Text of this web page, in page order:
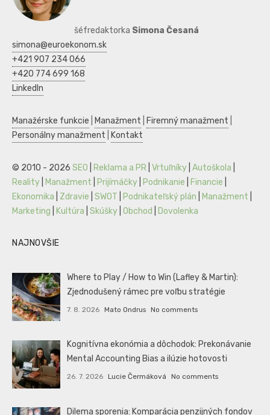
šéfredaktorka Simona Česaná
simona@euroekonom.sk
+421 907 234 066
+420 774 699 168
LinkedIn
Manažérske funkcie Manažment Firemný manažment
Personálny manažment
Kontakt
© 2010 - 2026 SEO Reklama a PR Vrtuľníky Autoškola
Reality
Manažment Prijímáčky Podnikanie Financie
Ekonomika
Zdravie SWOT Podnikateľský plán Manažment
Marketing
Kultúra Skúšky Obchod Dovolenka
NAJNOVŠIE
Where to Play / How to Win (Lafley & Martin):
Zjednodušený rámec pre voľbu stratégie
7. 8. 2026 Mato Ondrus No comments
Kognitívna ekonómia a dôchodok: Prekonávanie
Mental Accounting Bias a ilúzie hotovosti
26. 7. 2026 Lucie Čermáková No comments
Dilema sporenia: Komparácia penzijných fondov